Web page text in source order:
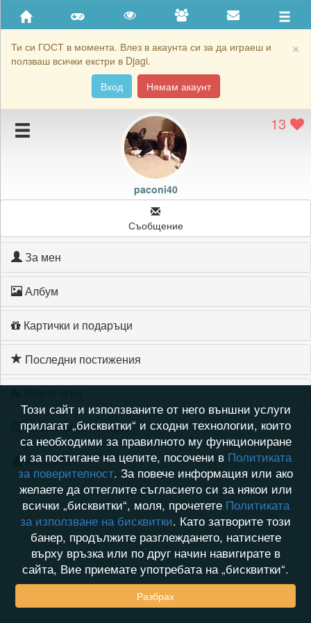
×
Ти си ГОСТ в момента. Влез в акаунта си за да играеш и
ползваш всички екстри в Djagi.
Вход
Нямам акаунт
Приятели
Хронология на игри
Подаръците на paconi40
Картичките на paconi40
13
paconi40
Съобщение
За мен
Албум
Картички и подаръци
Последни постижения
Хронология на игри
Активност
Този сайт и използваните от него външни услуги
прилагат „бисквитки“ и сходни технологии, които
са необходими за правилното му функциониране
и за постигане на целите, посочени в Политиката
за поверителност. За повече информация или ако
желаете да оттеглите съгласието си за някои или
всички „бисквитки“, моля, прочетете Политиката
за използване на бисквитки. Като затворите този
банер, продължите разглеждането, натиснете
върху връзка или по друг начин навигирате в
сайта, Вие приемате употребата на „бисквитки“.
Разбрах